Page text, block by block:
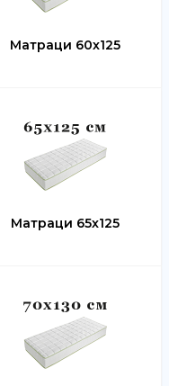
Матраци 60х125
Матраци 65х125